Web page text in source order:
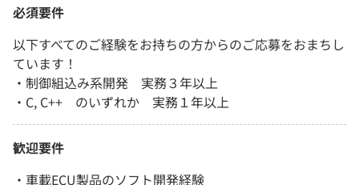
必須要件
以下すべてのご経験をお持ちの方からのご応募をおまちし
ています！
・制御組込み系開発 実務３年以上
・C, C++ のいずれか 実務１年以上
歓迎要件
・車載ECU製品のソフト開発経験